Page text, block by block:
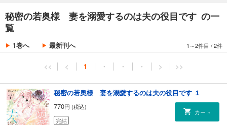
秘密の若奥様 妻を溺愛するのは夫の役目です の一
覧
1巻へ 最新刊へ 1～2件目 /2件
<< < 1 ・ ・ ・ > >>
秘密の若奥様 妻を溺愛するのは夫の役目です １
770円 (税込)
完結
カート